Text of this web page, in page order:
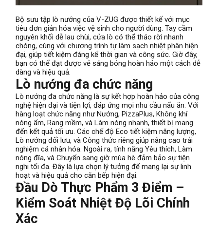
Bộ sưu tập lò nướng của V-ZUG được thiết kế với mục
tiêu đơn giản hóa việc vệ sinh cho người dùng. Tay cầm
nguyên khối dễ lau chùi, cửa lò có thể tháo rời nhanh
chóng, cùng với chương trình tự làm sạch nhiệt phân hiện
đại, giúp tiết kiệm đáng kể thời gian và công sức. Giờ đây,
bạn có thể đạt được vẻ sáng bóng hoàn hảo một cách dễ
dàng và hiệu quả.
Lò nướng đa chức năng
Lò nướng đa chức năng là sự kết hợp hoàn hảo của công
nghệ hiện đại và tiện lợi, đáp ứng mọi nhu cầu nấu ăn. Với
hàng loạt chức năng như Nướng, PizzaPlus, Không khí
nóng ẩm, Rang mềm, và Làm nóng nhanh, thiết bị mang
đến kết quả tối ưu. Các chế độ Eco tiết kiệm năng lượng,
Lò nướng đối lưu, và Công thức riêng giúp nâng cao trải
nghiệm cá nhân hóa. Ngoài ra, tính năng Yêu thích, Làm
nóng đĩa, và Chuyển sang giờ mùa hè đảm bảo sự tiện
nghi tối đa. Đây là lựa chọn lý tưởng để mang lại sự linh
hoạt và hiệu quả cho căn bếp hiện đại.
Đầu Dò Thực Phẩm 3 Điểm –
Kiểm Soát Nhiệt Độ Lõi Chính
Xác